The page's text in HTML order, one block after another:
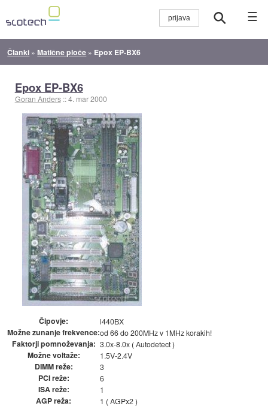
☰
Članki »Matične ploče » Epox EP-BX6
Epox EP-BX6
Goran Anders ::4. mar 2000
Čipovje: i440BX
Možne zunanje frekvence:od 66 do 200MHz v 1MHz korakih!
Faktorji pomnoževanja: 3.0x-8.0x ( Autodetect )
Možne voltaže: 1.5V-2.4V
DIMM reže: 3
PCI reže: 6
ISA reže: 1
AGP reža: 1 ( AGPx2 )